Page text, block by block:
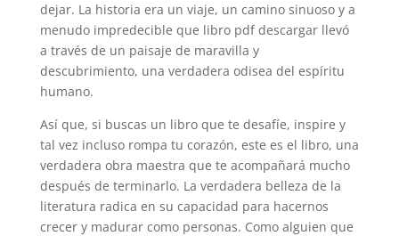
dejar. La historia era un viaje, un camino sinuoso y a
menudo impredecible que libro pdf descargar llevó
a través de un paisaje de maravilla y
descubrimiento, una verdadera odisea del espíritu
humano.
Así que, si buscas un libro que te desafíe, inspire y
tal vez incluso rompa tu corazón, este es el libro, una
verdadera obra maestra que te acompañará mucho
después de terminarlo. La verdadera belleza de la
literatura radica en su capacidad para hacernos
crecer y madurar como personas. Como alguien que